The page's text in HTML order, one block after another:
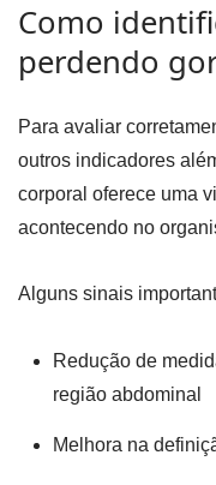
Como
perdendo
Para avaliar
outros indicadores
corporal oferece uma
acontecendo no
Alguns sinais
Redução de
região abdominal
Melhora na